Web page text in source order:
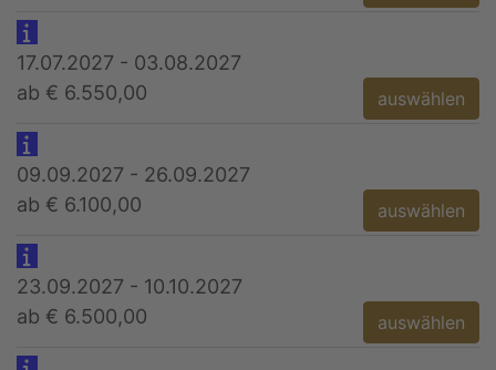
17.07.2027 - 03.08.2027
ab € 6.550,00
auswählen
09.09.2027 - 26.09.2027
ab € 6.100,00
auswählen
23.09.2027 - 10.10.2027
ab € 6.500,00
auswählen